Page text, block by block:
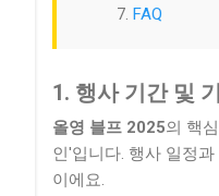
FAQ
1. 행사 기간 및
올영 블프 2025의 핵
인'입니다. 행사 일정
이에요.